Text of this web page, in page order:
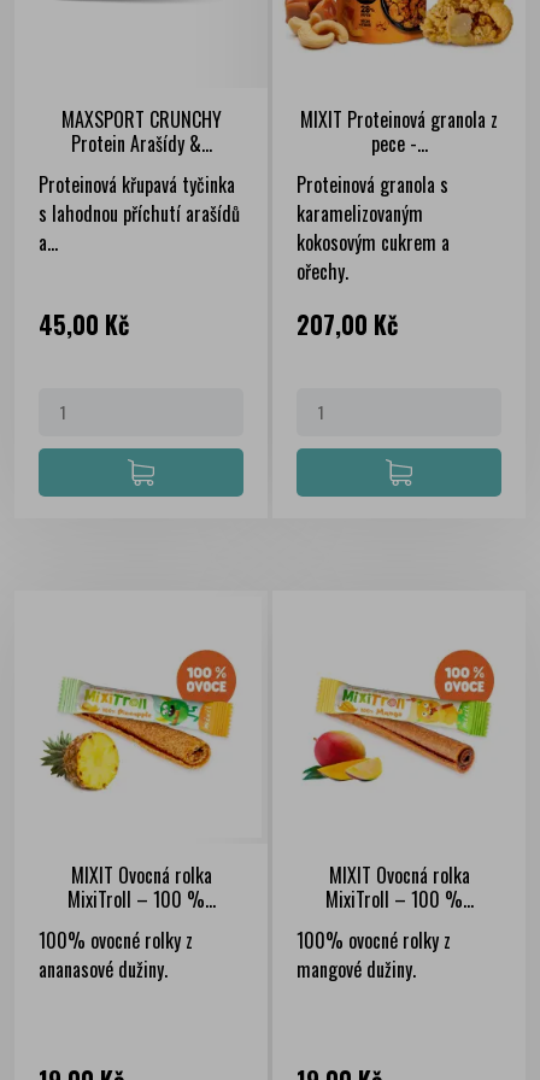
MAXSPORT CRUNCHY
Protein Arašídy &...
Proteinová křupavá tyčinka
s lahodnou příchutí arašídů
a...
Cena
45,00 Kč
MIXIT Proteinová granola z
pece -...
Proteinová granola s
karamelizovaným
kokosovým cukrem a
ořechy.
Cena
207,00 Kč
MIXIT Ovocná rolka
MixiTroll – 100 %...
100% ovocné rolky z
ananasové dužiny.
MIXIT Ovocná rolka
MixiTroll – 100 %...
100% ovocné rolky z
mangové dužiny.